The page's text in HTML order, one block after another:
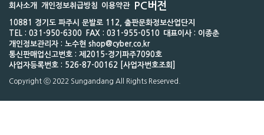
회사소개 개인정보취급방침 이용약관 PC버전
10881 경기도 파주시 문발로 112, 출판문화정보산업단지
TEL : 031-950-6300
FAX : 031-955-0510
대표이사 : 이종춘
개인정보관리자 : 노수현 shop@cyber.co.kr
통신판매업신고번호 : 제2015-경기파주7090호
사업자등록번호 : 526-87-00162 [사업자번호조회]
Copyright ⓒ 2022 Sungandang All Rights Reserved.